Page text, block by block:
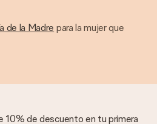
de la Madre para la mujer que
10% de descuento en tu primera